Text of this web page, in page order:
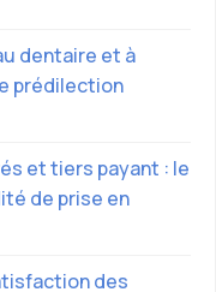
dentaire et à
prédilection
et tiers payant : le
de prise en
des